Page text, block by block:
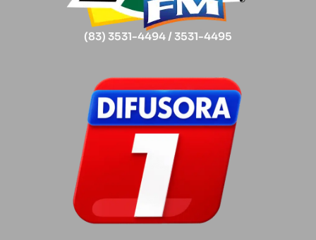
(83) 3531-4494 / 3531-4495